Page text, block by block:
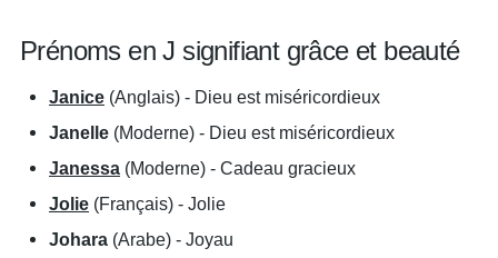
Prénoms en J signifiant grâce et beauté
Janice (Anglais) - Dieu est miséricordieux
Janelle (Moderne) - Dieu est miséricordieux
Janessa (Moderne) - Cadeau gracieux
Jolie (Français) - Jolie
Johara (Arabe) - Joyau